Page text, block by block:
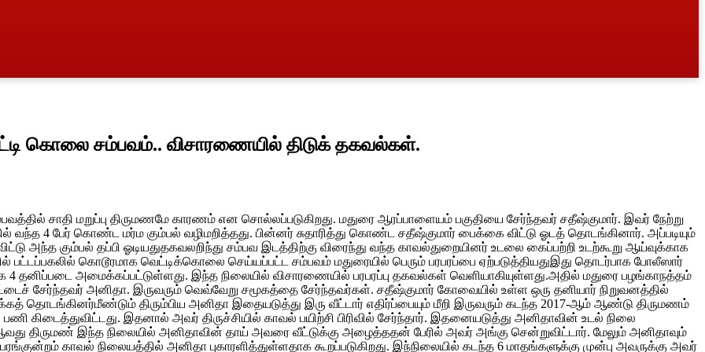
கொலை சம்பவம்.. விசாரணையில் திடுக் தகவல்கள்.
சாதி மறுப்பு திருமணமே காரணம் என சொல்லப்படுகிறது. மதுரை ஆரப்பாளையம் பகுதியை சேர்ந்தவர் சதீஷ்குமார். இவர் நேற்று
வந்த 4 பேர் கொண்ட மர்ம கும்பல் வழிமறித்தது. பின்னர் சுதாரித்து கொண்ட சதீஷ்குமார் பைக்கை விட்டு ஓடத் தொடங்கினார். அப்படியும்
அந்த கும்பல் தப்பி ஓடியதுதகவலறிந்து சம்பவ இடத்திற்கு விரைந்து வந்த காவல்துறையினர் உடலை கைப்பற்றி உடற்கூறு ஆய்வுக்காக
பட்டப்பகலில் கொடூரமாக வெட்டிக்கொலை செய்யப்பட்ட சம்பவம் மதுரையில் பெரும் பரபரப்பை ஏற்படுத்தியதுஇது தொடர்பாக போலீஸார்
4 தனிப்படை அமைக்கப்பட்டுள்ளது. இந்த நிலையில் விசாரணையில் பரபரப்பு தகவல்கள் வெளியாகியுள்ளது.அதில் மதுரை பழங்காநத்தம்
சேர்ந்தவர் அனிதா. இருவரும் வெவ்வேறு சமூகத்தை சேர்ந்தவர்கள். சதீஷ்குமார் கோவையில் உள்ள ஒரு தனியார் நிறுவனத்தில்
தொடங்கினர்மீண்டும் திரும்பிய அனிதா இதையடுத்து இரு வீட்டார் எதிர்ப்பையும் மீறி இருவரும் கடந்த 2017-ஆம் ஆண்டு திருமணம்
கிடைத்துவிட்டது. இதனால் அவர் திருச்சியில் காவல் பயிற்சி பிரிவில் சேர்ந்தார். இதனையடுத்து அனிதாவின் உடல் நிலை
திருமண் இந்த நிலையில் அனிதாவின் தாய் அவரை வீட்டுக்கு அழைத்ததன் பேரில் அவர் அங்கு சென்றுவிட்டார். மேலும் அனிதாவும்
காவல் நிலையத்தில் அனிதா புகாரளித்துள்ளதாக கூறப்படுகிறது. இந்நிலையில் கடந்த 6 மாதங்களுக்கு முன்பு அவருக்கு அவர்